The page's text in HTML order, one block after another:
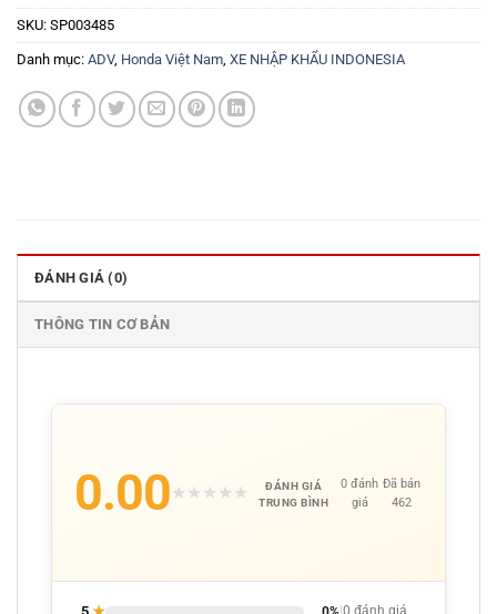
SKU: SP003485
Danh mục: ADV, Honda Việt Nam, XE NHẬP KHẨU INDONESIA
ĐÁNH GIÁ (0)
THÔNG TIN CƠ BẢN
0.00★ ★ ★ ★ ★
ĐÁNH GIÁ
TRUNG BÌNH
0 đánh
giá
Đã bán
462